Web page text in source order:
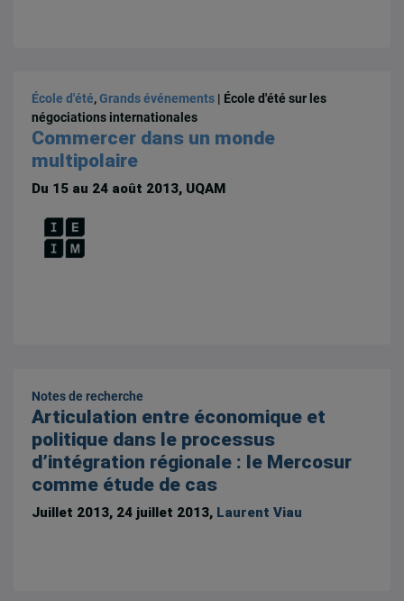
École d'été,Grands événements | École d'été sur les
négociations internationales
Commercer dans un monde
multipolaire
Du 15 au 24 août 2013, UQAM
Notes de recherche
Articulation entre économique et
politique dans le processus
d’intégration régionale : le Mercosur
comme étude de cas
Juillet 2013, 24 juillet 2013, Laurent Viau